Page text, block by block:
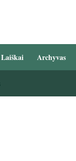
Laiškai Archyvas